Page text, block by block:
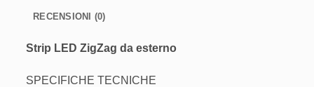
RECENSIONI (0)
Strip LED ZigZag da esterno
SPECIFICHE TECNICHE